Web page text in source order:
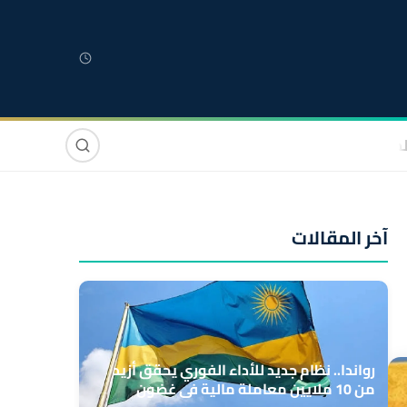
صوت وصورة
آخر المقالات
رواندا.. نظام جديد للأداء الفوري يحقق أزيد
من 10 ملايين معاملة مالية في غضون